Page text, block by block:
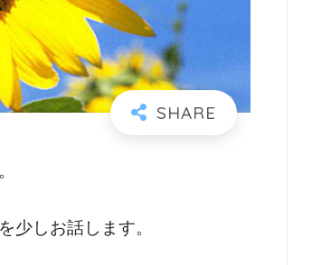
少しお話します。